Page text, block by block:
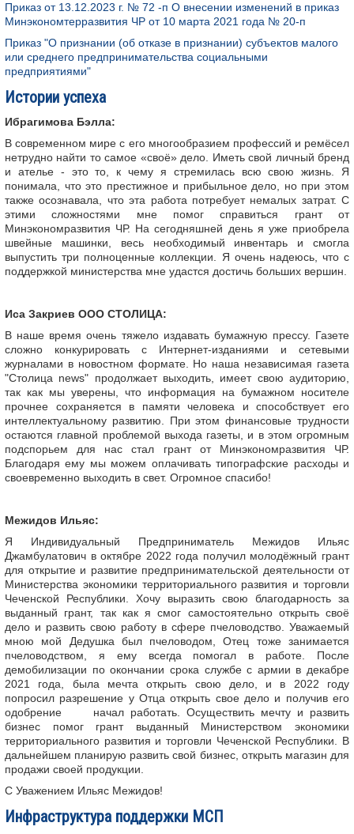
Приказ от 13.12.2023 г. № 72 -п О внесении изменений в приказ
Минэкономтерразвития ЧР от 10 марта 2021 года № 20-п
Приказ "О признании (об отказе в признании) субъектов малого
или среднего предпринимательства социальными
предприятиями"
Истории успеха
Ибрагимова Бэлла:
В современном мире с его многообразием профессий и ремёсел
нетрудно найти то самое «своё» дело. Иметь свой личный бренд
и ателье - это то, к чему я стремилась всю свою жизнь. Я
понимала, что это престижное и прибыльное дело, но при этом
также осознавала, что эта работа потребует немалых затрат. С
этими сложностями мне помог справиться грант от
Минэкономразвития ЧР. На сегодняшней день я уже приобрела
швейные машинки, весь необходимый инвентарь и смогла
выпустить три полноценные коллекции. Я очень надеюсь, что с
поддержкой министерства мне удастся достичь больших вершин.
Иса Закриев ООО СТОЛИЦА:
В наше время очень тяжело издавать бумажную прессу. Газете
сложно конкурировать с Интернет-изданиями и сетевыми
журналами в новостном формате. Но наша независимая газета
"Столица news" продолжает выходить, имеет свою аудиторию,
так как мы уверены, что информация на бумажном носителе
прочнее сохраняется в памяти человека и способствует его
интеллектуальному развитию. При этом финансовые трудности
остаются главной проблемой выхода газеты, и в этом огромным
подспорьем для нас стал грант от Минэкономразвития ЧР.
Благодаря ему мы можем оплачивать типографские расходы и
своевременно выходить в свет. Огромное спасибо!
Межидов Ильяс:
Я Индивидуальный Предприниматель Межидов Ильяс
Джамбулатович в октябре 2022 года получил молодёжный грант
для открытие и развитие предпринимательской деятельности от
Министерства экономики территориального развития и торговли
Чеченской Республики. Хочу выразить свою благодарность за
выданный грант, так как я смог самостоятельно открыть своё
дело и развить свою работу в сфере пчеловодство. Уважаемый
мною мой Дедушка был пчеловодом, Отец тоже занимается
пчеловодством, я ему всегда помогал в работе. После
демобилизации по окончании срока службе с армии в декабре
2021 года, была мечта открыть свою дело, и в 2022 году
попросил разрешение у Отца открыть свое дело и получив его
одобрение начал работать. Осуществить мечту и развить
бизнес помог грант выданный Министерством экономики
территориального развития и торговли Чеченской Республики. В
дальнейшем планирую развить свой бизнес, открыть магазин для
продажи своей продукции.
С Уважением Ильяс Межидов!
Инфраструктура поддержки МСП